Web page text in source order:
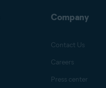
Company
Contact Us
Careers
Press center